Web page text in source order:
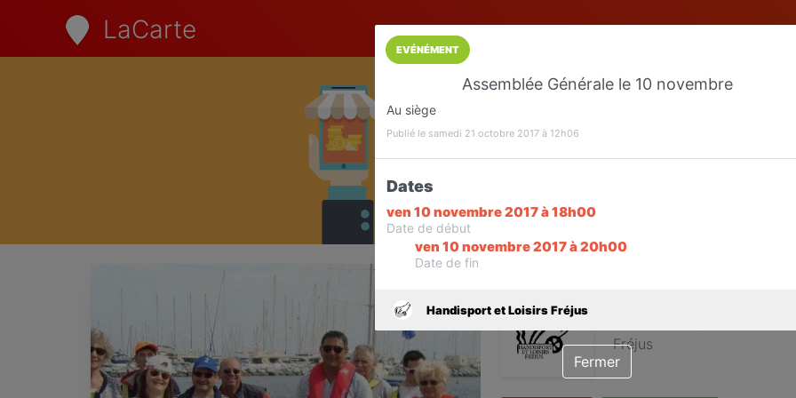
LaCarte
Installez l'App LaCarte
Téléchargez gratuitement l'app LaCarte
commerces favoris et ne rien rater !
Handisport et
Fréjus
EVÉNÉMENT
Assemblée Générale le 10 novembre
Au siège
Publié le samedi 21 octobre 2017 à 12h06
Dates
ven 10 novembre 2017 à 18h00
Date de début
ven 10 novembre 2017 à 20h00
Date de fin
Handisport et Loisirs Fréjus
Fermer